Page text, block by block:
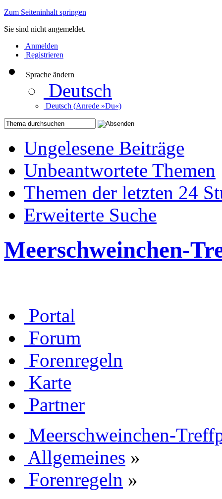
Zum Seiteninhalt springen
Sie sind nicht angemeldet.
Anmelden
Registrieren
Sprache ändern
Deutsch
Deutsch (Anrede »Du«)
Ungelesene Beiträge
Unbeantwortete Themen
Themen der letzten 24
Erweiterte Suche
Meerschweinchen-
Portal
Forum
Forenregeln
Karte
Partner
Meerschweinchen-
Allgemeines »
Forenregeln »